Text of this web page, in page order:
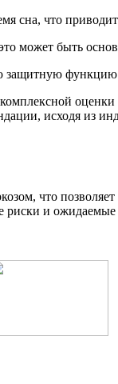
сна, что
может быть
исходя из
что
риски и ожидаемые